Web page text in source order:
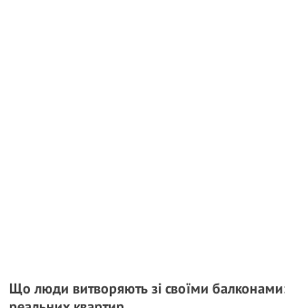
Що люди витворяють зі своїми